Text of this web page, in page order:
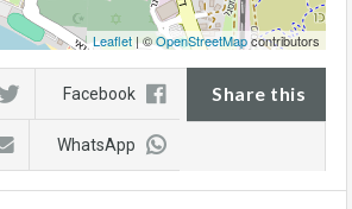
Leaflet| ©OpenStreetMapcontributors
Share this
Facebook
WhatsApp